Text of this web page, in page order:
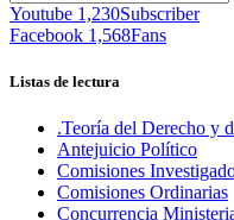
Youtube 1,230Subscriber
Facebook 1,568Fans
Listas de lectura
.Teoría del Derecho y
Antejuicio Político
Comisiones
Comisiones Ordinarias
Concurrencia